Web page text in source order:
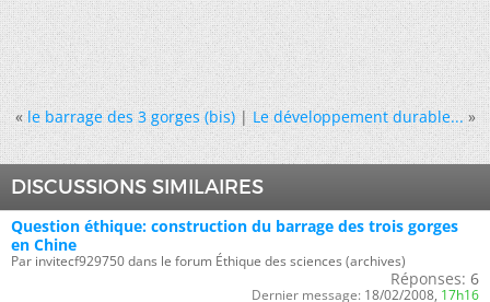
« le barrage des 3 gorges (bis)|Le développement durable... »
DISCUSSIONS SIMILAIRES
Question éthique: construction du barrage des trois gorges
en Chine
Par invitecf929750 dans le forum Éthique des sciences (archives)
Réponses: 6
Dernier message: 18/02/2008, 17h16